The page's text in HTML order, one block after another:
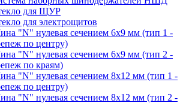
для ЩУР
для электрощитов
"N" нулевая сечением 6х9 мм (тип 1 -
по центру)
"N" нулевая сечением 6х9 мм (тип 2 -
по краям)
"N" нулевая сечением 8х12 мм (тип 1 -
по центру)
"N" нулевая сечением 8х12 мм (тип 2 -